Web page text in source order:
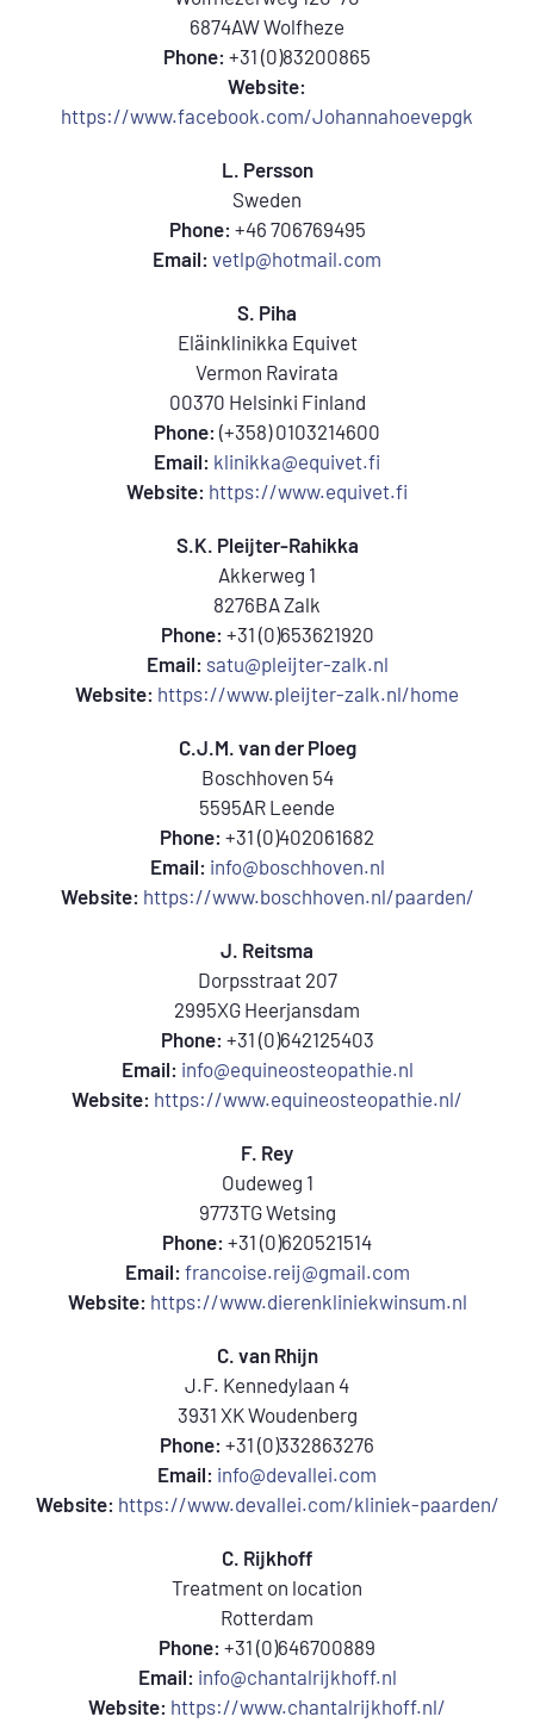
6874AW Wolfheze
Phone: +31 (0)83200865
Website:
https://www.facebook.com/Johannahoevepgk
L. Persson
Sweden
Phone: +46 706769495
Email: vetlp@hotmail.com
S. Piha
Eläinklinikka Equivet
Vermon Ravirata
00370 Helsinki Finland
Phone: (+358) 0103214600
Email: klinikka@equivet.fi
Website: https://www.equivet.fi
S.K. Pleijter-Rahikka
Akkerweg 1
8276BA Zalk
Phone: +31 (0)653621920
Email: satu@pleijter-zalk.nl
Website: https://www.pleijter-zalk.nl/home
C.J.M. van der Ploeg
Boschhoven 54
5595AR Leende
Phone: +31 (0)402061682
Email: info@boschhoven.nl
Website: https://www.boschhoven.nl/paarden/
J. Reitsma
Dorpsstraat 207
2995XG Heerjansdam
Phone: +31 (0)642125403
Email: info@equineosteopathie.nl
Website: https://www.equineosteopathie.nl/
F. Rey
Oudeweg 1
9773TG Wetsing
Phone: +31 (0)620521514
Email: francoise.reij@gmail.com
Website: https://www.dierenkliniekwinsum.nl
C. van Rhijn
J.F. Kennedylaan 4
3931 XK Woudenberg
Phone: +31 (0)332863276
Email: info@devallei.com
Website: https://www.devallei.com/kliniek-paarden/
C. Rijkhoff
Treatment on location
Rotterdam
Phone: +31 (0)646700889
Email: info@chantalrijkhoff.nl
Website: https://www.chantalrijkhoff.nl/